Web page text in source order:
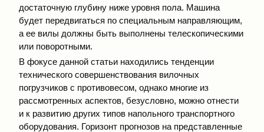
достаточную глубину ниже уровня пола. Машина
будет передвигаться по специальным направляющим,
а ее вилы должны быть выполнены телескопическими
или поворотными.
В фокусе данной статьи находились тенденции
технического совершенствования вилочных
погрузчиков с противовесом, однако многие из
рассмотренных аспектов, безусловно, можно отнести
и к развитию других типов напольного транспортного
оборудования. Горизонт прогнозов на представленные